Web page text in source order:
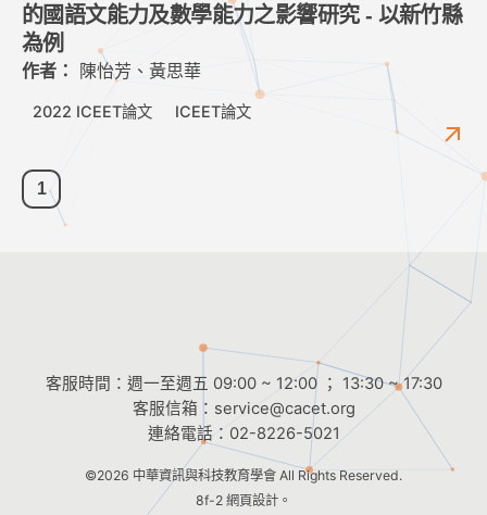
的國語文能力及數學能力之影響研究 - 以新竹縣
為例
作者： 陳怡芳、黃思華
2022 ICEET論文 ICEET論文
1
客服時間：週一至週五 09:00 ~ 12:00 ； 13:30 ~ 17:30
客服信箱： service@cacet.org
連絡電話： 02-8226-5021
©2026 中華資訊與科技教育學會 All Rights Reserved.
8f-2 網頁設計。